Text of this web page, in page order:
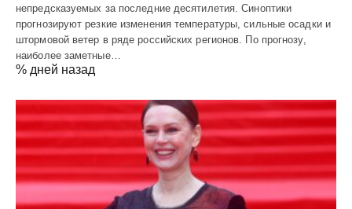
непредсказуемых за последние десятилетия. Синоптики
прогнозируют резкие изменения температуры, сильные осадки и
штормовой ветер в ряде российских регионов. По прогнозу,
наиболее заметные…
% дней назад